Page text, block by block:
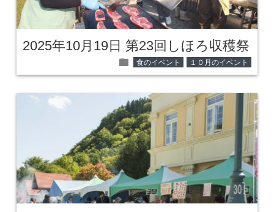
2025年10月19日 第23回しほろ収穫祭
folder 食のイベント １０月のイベント